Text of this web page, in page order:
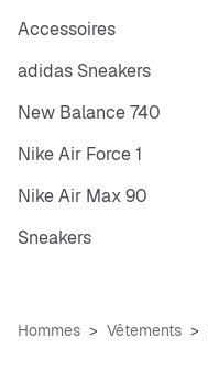
Accessoires
adidas Sneakers
New Balance 740
Nike Air Force 1
Nike Air Max 90
Sneakers
Hommes Vêtements